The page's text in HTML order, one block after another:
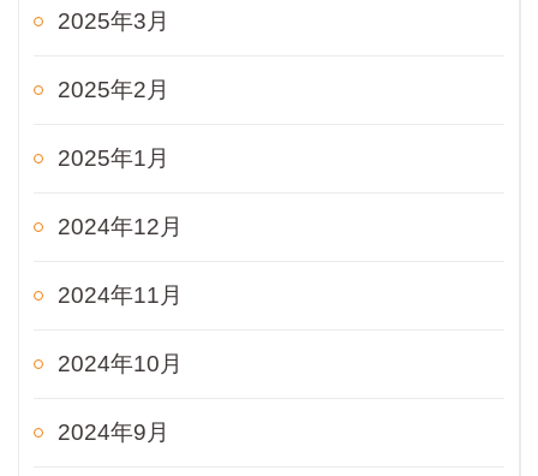
2025年3月
2025年2月
2025年1月
2024年12月
2024年11月
2024年10月
2024年9月